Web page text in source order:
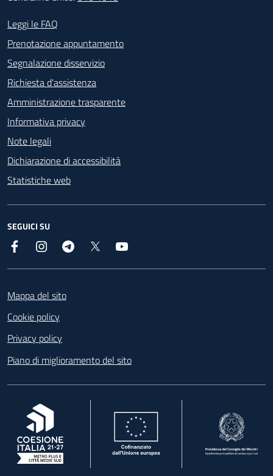
Footer - Contatti
Leggi le FAQ
Prenotazione appuntamento
Segnalazione disservizio
Richiesta d'assistenza
Amministrazione trasparente
Informativa privacy
Note legali
Dichiarazione di accessibilità
Statistiche web
SEGUICI SU
Facebook InstagramTelegram
Mappa del sito
Cookie policy
Privacy policy
Piano di miglioramento del sito
, apre in una nuova scheda